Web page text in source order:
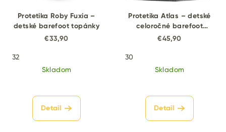
Protetika Roby Fuxia –
detské barefoot topánky
€33,90
32
Skladom
Detail
Protetika Atlas – detské
celoročné barefoot
topánky
€45,90
30
Skladom
Detail